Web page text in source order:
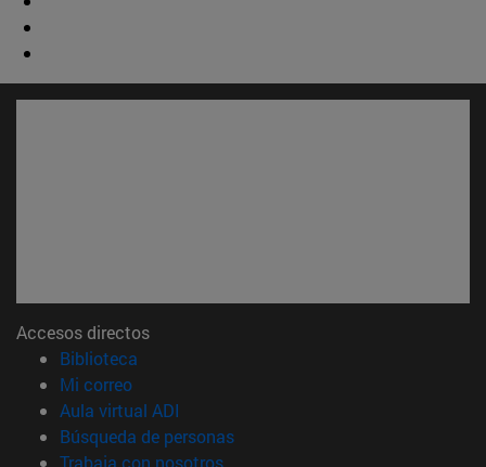
Accesos directos
Biblioteca
Mi correo(abre en nueva ventana)
Aula virtual ADI
Búsqueda de personas(abre en nueva ventana)
Trabaja con nosotros(abre en nueva ventana)